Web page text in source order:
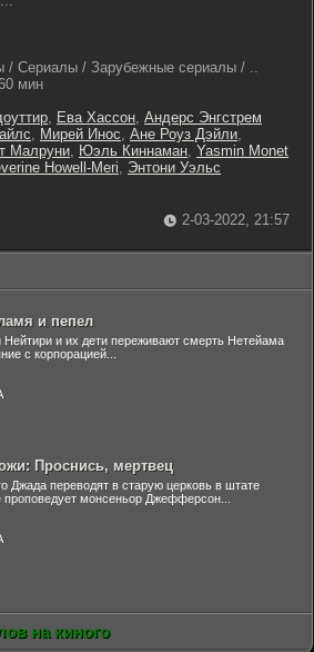
/ Сериалы / Зарубежные сериалы / ..
мин
, Ева Хассон, Андерс Энгстрем
, Мирей Инос, Ане Роуз Дэйли,
Малруни, Юэль Киннаман, Yasmin Monet
Howell-Meri, Энтони Уэльс
2-03-2022, 21:57
и пепел
Нейтири и их дети переживают смерть Нетейама
с корпорацией...
Проснись, мертвец
Джада переводят в старую церковь в штате
проповедует монсеньор Джефферсон...
на киного